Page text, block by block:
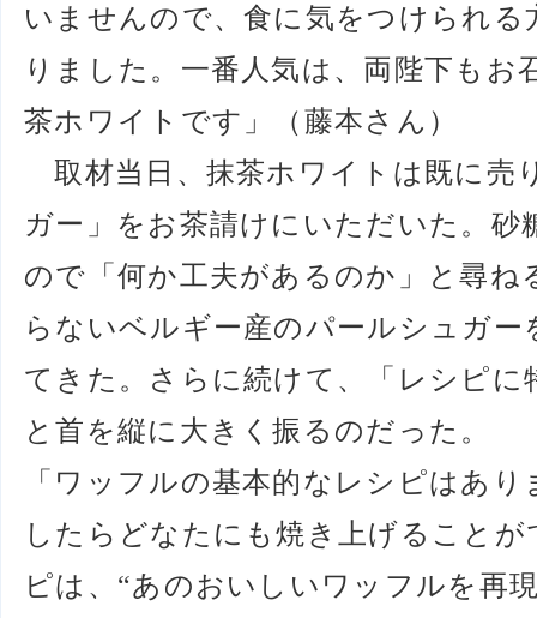
いませんので、食に気をつけられ
りました。一番人気は、両陛下もお
茶ホワイトです」（藤本さん）
取材当日、抹茶ホワイトは既に売
ガー」をお茶請けにいただいた。
ので「何か工夫があるのか」と尋ね
らないベルギー産のパールシュガ
てきた。さらに続けて、「レシピ
と首を縦に大きく振るのだった。
「ワッフルの基本的なレシピはあ
したらどなたにも焼き上げること
ピは、“あのおいしいワッフルを再